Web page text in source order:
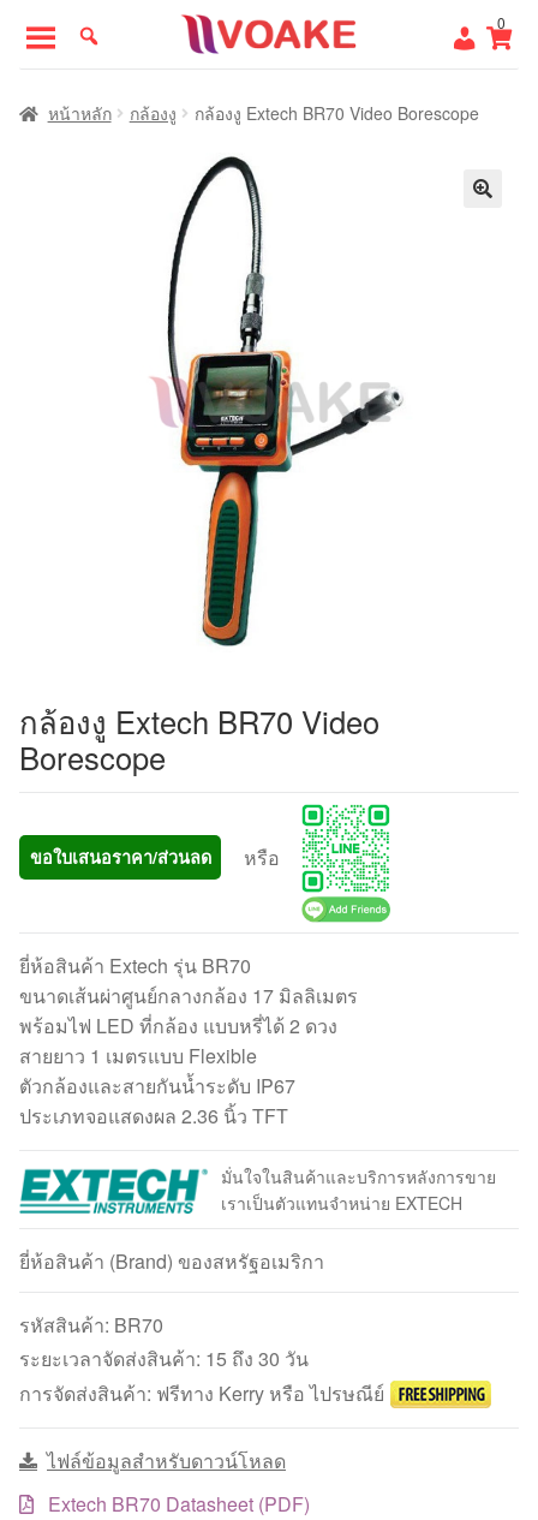
to
navigation
to
content
0
หน้าแรก
หน้าหลัก กล้องงู กล้องงู Extech BR70 Video Borescope
กล้องงู Extech BR70 Video
Borescope
ขอใบเสนอราคา/ส่วนลด หรือ
ยี่ห้อสินค้า Extech รุ่น BR70
ขนาดเส้นผ่าศูนย์กลางกล้อง 17 มิลลิเมตร
พร้อมไฟ LED ที่กล้อง แบบหรี่ได้ 2 ดวง
สายยาว 1 เมตรแบบ Flexible
ตัวกล้องและสายกันน้ำระดับ IP67
ประเภทจอแสดงผล 2.36 นิ้ว TFT
มั่นใจในสินค้าและบริการหลังการขาย
เราเป็นตัวแทนจำหน่าย EXTECH
ยี่ห้อสินค้า (Brand) ของสหรัฐอเมริกา
รหัสสินค้า: BR70
ระยะเวลาจัดส่งสินค้า: 15 ถึง 30 วัน
การจัดส่งสินค้า: ฟรีทาง Kerry หรือ ไปรษณีย์
ไฟล์ข้อมูลสำหรับดาวน์โหลด
Extech BR70 Datasheet (PDF)